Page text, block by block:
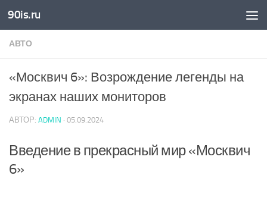
Skip to content
90is.ru
АВТО
«Москвич 6»: Возрождение легенды на
экранах наших мониторов
АВТОР: ADMIN · 05.09.2024
Введение в прекрасный мир «Москвич
6»